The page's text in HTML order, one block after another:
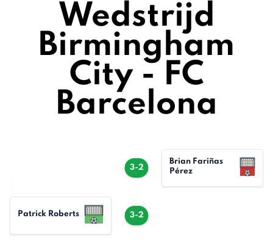
Wedstrijd
Birmingham
City - FC
Barcelona
3-2
Brian Fariñas
Pérez
3-2
Patrick Roberts